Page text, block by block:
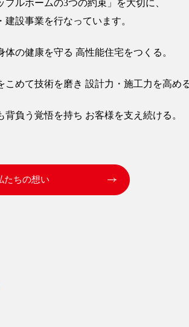
プルホームの3つの約束」を大切に、
建設事業を行なっています。
体の健康を守る 高性能住宅をつくる。
こめて技術を磨き 設計力・施工力を高め
背負う覚悟を持ち お客様を支え続ける。
たちの想い